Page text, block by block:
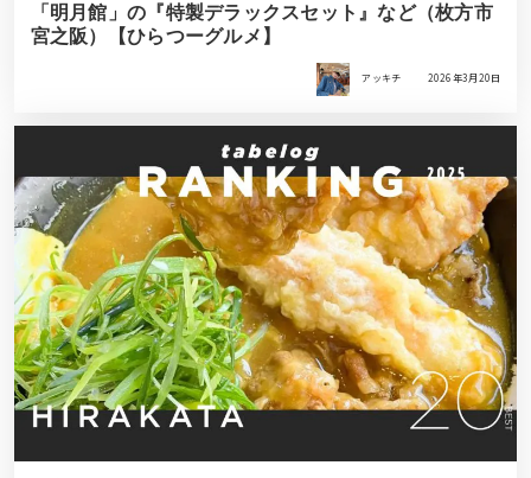
「明月館」の『特製デラックスセット』など（枚方市
宮之阪）【ひらつーグルメ】
アッキチ 2026年3月20日